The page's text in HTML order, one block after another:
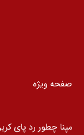
صفحه ویژه
مپنا چطور رد پای